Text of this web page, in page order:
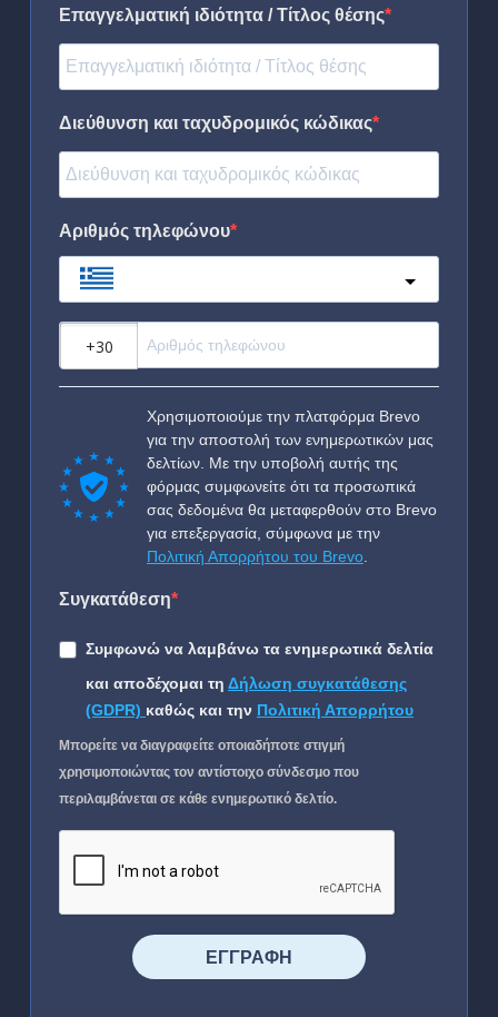
Επαγγελματική ιδιότητα / Τίτλος θέσης
Διεύθυνση και ταχυδρομικός κώδικας
Αριθμός τηλεφώνου
Χρησιμοποιούμε την πλατφόρμα Brevo
για την αποστολή των ενημερωτικών μας
δελτίων. Με την υποβολή αυτής της
φόρμας συμφωνείτε ότι τα προσωπικά
σας δεδομένα θα μεταφερθούν στο Brevo
για επεξεργασία, σύμφωνα με την
Πολιτική Απορρήτου του Brevo
Συγκατάθεση
Συμφωνώ να λαμβάνω τα ενημερωτικά δελτία
και αποδέχομαι τη Δήλωση συγκατάθεσης
(GDPR) καθώς και την Πολιτική Απορρήτου
Μπορείτε να διαγραφείτε οποιαδήποτε στιγμή
χρησιμοποιώντας τον αντίστοιχο σύνδεσμο που
περιλαμβάνεται σε κάθε ενημερωτικό δελτίο.
⠀⠀⠀⠀ΕΓΓΡΑΦΗ⠀⠀⠀⠀